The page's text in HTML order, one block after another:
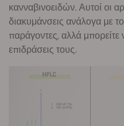
κανναβινοειδών. Αυτοί οι
διακυμάνσεις ανάλογα με
παράγοντες, αλλά μπορείτε
επιδράσεις τους.